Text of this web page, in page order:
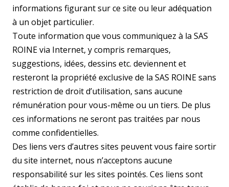
informations figurant sur ce site ou leur adéquation
à un objet particulier.
Toute information que vous communiquez à la SAS
ROINE via Internet, y compris remarques,
suggestions, idées, dessins etc. deviennent et
resteront la propriété exclusive de la SAS ROINE sans
restriction de droit d’utilisation, sans aucune
rémunération pour vous-même ou un tiers. De plus
ces informations ne seront pas traitées par nous
comme confidentielles.
Des liens vers d’autres sites peuvent vous faire sortir
du site internet, nous n’acceptons aucune
responsabilité sur les sites pointés. Ces liens sont